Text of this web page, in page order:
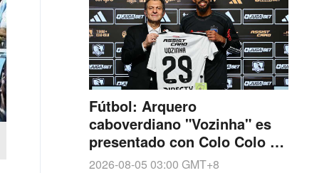
Fútbol: Arquero
caboverdiano "Vozinha" es
presentado con Colo Colo de
Chile
2026-08-05 03:00 GMT+8